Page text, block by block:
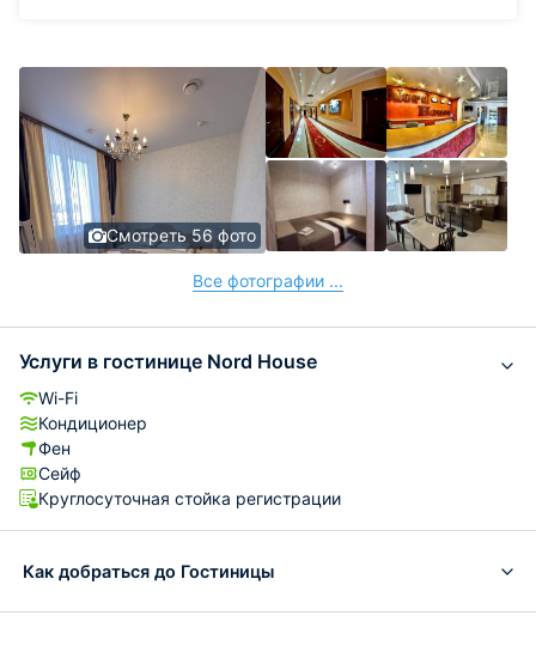
Смотреть 56 фото
Все фотографии ...
Услуги в гостинице Nord House
Wi-Fi
Кондиционер
Фен
Сейф
Круглосуточная стойка регистрации
Как добраться до Гостиницы